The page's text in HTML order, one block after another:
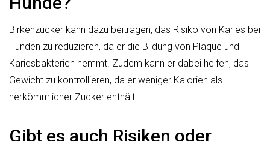
Birkenzucker kann dazu beitragen, das Risiko von Karies bei
Hunden zu reduzieren, da er die Bildung von Plaque und
Kariesbakterien hemmt. Zudem kann er dabei helfen, das
Gewicht zu kontrollieren, da er weniger Kalorien als
herkömmlicher Zucker enthält.
Gibt es auch Risiken oder